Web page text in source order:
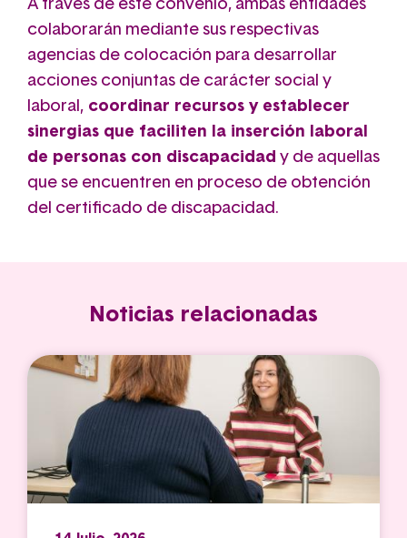
A través de este convenio, ambas entidades
colaborarán mediante sus respectivas
agencias de colocación para desarrollar
acciones conjuntas de carácter social y
laboral, coordinar recursos y establecer
sinergias que faciliten la inserción laboral
de personas con discapacidad y de aquellas
que se encuentren en proceso de obtención
del certificado de discapacidad.
Noticias relacionadas